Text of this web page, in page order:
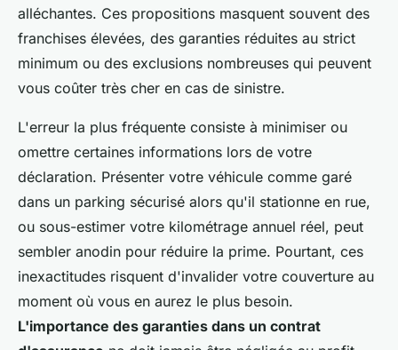
alléchantes. Ces propositions masquent souvent des
franchises élevées, des garanties réduites au strict
minimum ou des exclusions nombreuses qui peuvent
vous coûter très cher en cas de sinistre.
L'erreur la plus fréquente consiste à minimiser ou
omettre certaines informations lors de votre
déclaration. Présenter votre véhicule comme garé
dans un parking sécurisé alors qu'il stationne en rue,
ou sous-estimer votre kilométrage annuel réel, peut
sembler anodin pour réduire la prime. Pourtant, ces
inexactitudes risquent d'invalider votre couverture au
moment où vous en aurez le plus besoin.
L'importance des garanties dans un contrat